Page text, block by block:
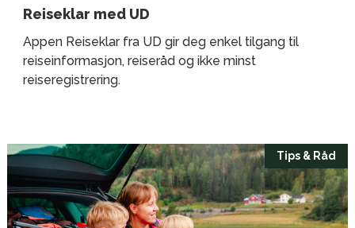
Reiseklar med UD
Appen Reiseklar fra UD gir deg enkel tilgang til
reiseinformasjon, reiseråd og ikke minst
reiseregistrering.
Tips & Råd